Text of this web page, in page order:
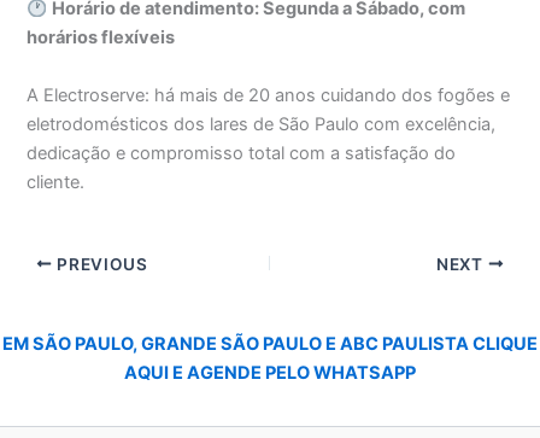
Horário de atendimento: Segunda a Sábado, com
horários flexíveis
A Electroserve: há mais de 20 anos cuidando dos fogões e
eletrodomésticos dos lares de São Paulo com excelência,
dedicação e compromisso total com a satisfação do
cliente.
PREVIOUS NEXT
EM SÃO PAULO, GRANDE SÃO PAULO E ABC PAULISTA CLIQUE
AQUI E AGENDE PELO WHATSAPP